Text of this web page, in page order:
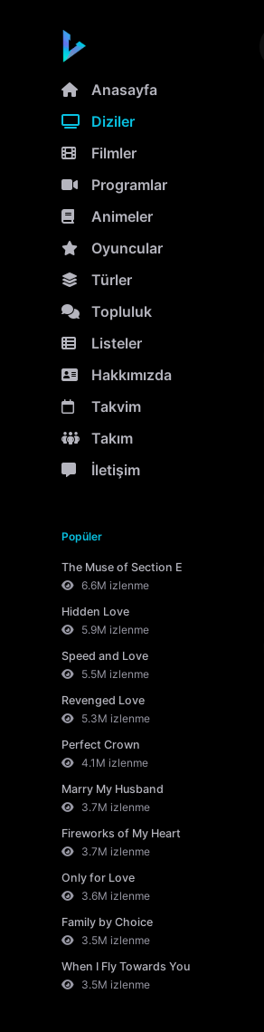
Anasayfa
Diziler
Filmler
Programlar
Animeler
Oyuncular
Türler
Topluluk
Listeler
Hakkımızda
Takvim
Takım
İletişim
Popüler
The Muse of Section E
6.6M izlenme
Hidden Love
5.9M izlenme
Speed and Love
5.5M izlenme
Revenged Love
5.3M izlenme
Perfect Crown
4.1M izlenme
Marry My Husband
3.7M izlenme
Fireworks of My Heart
3.7M izlenme
Only for Love
3.6M izlenme
Family by Choice
3.5M izlenme
When I Fly Towards You
3.5M izlenme